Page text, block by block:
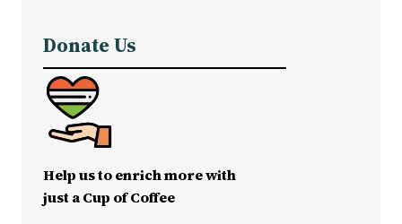
Donate Us
Help us to enrich more with
just a Cup of Coffee